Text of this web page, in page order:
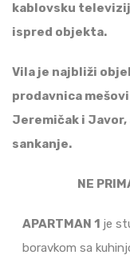
kablovsku
ispred objekta.
Vila je najbliži
prodavnica
Jeremičak i
sankanje.
NE
APARTMAN 1 je
boravkom sa